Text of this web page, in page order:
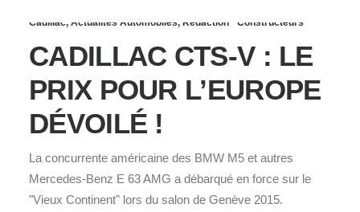
Cadillac, Actualités Automobiles, Rédaction Constructeurs
CADILLAC CTS-V : LE
PRIX POUR L’EUROPE
DÉVOILÉ !
La concurrente américaine des BMW M5 et autres
Mercedes-Benz E 63 AMG a débarqué en force sur le
"Vieux Continent" lors du salon de Genève 2015.